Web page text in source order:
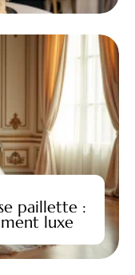
paillette :
luxe